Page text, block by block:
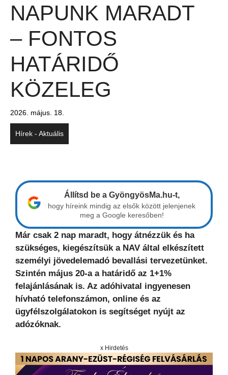
NAPUNK MARADT
– FONTOS
HATÁRIDŐ
KÖZELEG
2026. május. 18.
Hírek - Aktuális
Állítsd be a GyöngyösMa.hu-t,
hogy híreink mindig az elsők között jelenjenek
meg a Google keresőben!
Már csak 2 nap maradt, hogy átnézzük és ha
szükséges, kiegészítsük a NAV által elkészített
személyi jövedelemadó bevallási tervezetünket.
Szintén május 20-a a határidő az 1+1%
felajánlásának is. Az adóhivatal ingyenesen
hívható telefonszámon, online és az
ügyfélszolgálatokon is segítséget nyújt az
adózóknak.
x Hirdetés